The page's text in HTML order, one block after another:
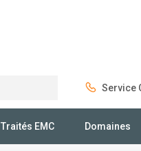
Service
Traités EMC Domaines